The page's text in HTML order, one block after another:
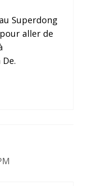
Superdong
aller de